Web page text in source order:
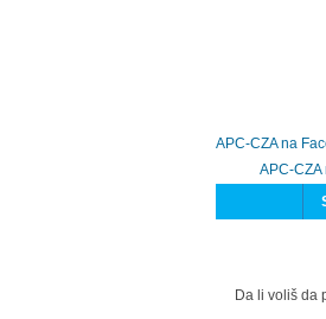
APC-CZA na
APC-CZA
Da li voliš da